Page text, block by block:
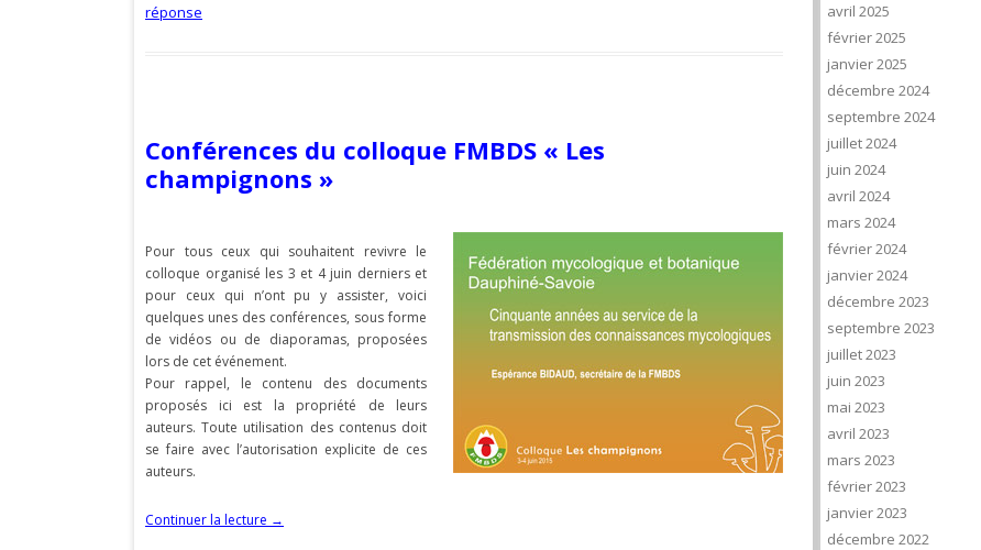
réponse
Conférences du colloque FMBDS « Les
champignons »
Pour tous ceux qui souhaitent revivre le
colloque organisé les 3 et 4 juin derniers et
pour ceux qui n’ont pu y assister, voici
quelques unes des conférences, sous forme
de vidéos ou de diaporamas, proposées
lors de cet événement.
Pour rappel, le contenu des documents
proposés ici est la propriété de leurs
auteurs. Toute utilisation des contenus doit
se faire avec l’autorisation explicite de ces
auteurs.
Continuer la lecture →
avril 2025
février 2025
janvier 2025
décembre 2024
septembre 2024
juillet 2024
juin 2024
avril 2024
mars 2024
février 2024
janvier 2024
décembre 2023
septembre 2023
juillet 2023
juin 2023
mai 2023
avril 2023
mars 2023
février 2023
janvier 2023
décembre 2022